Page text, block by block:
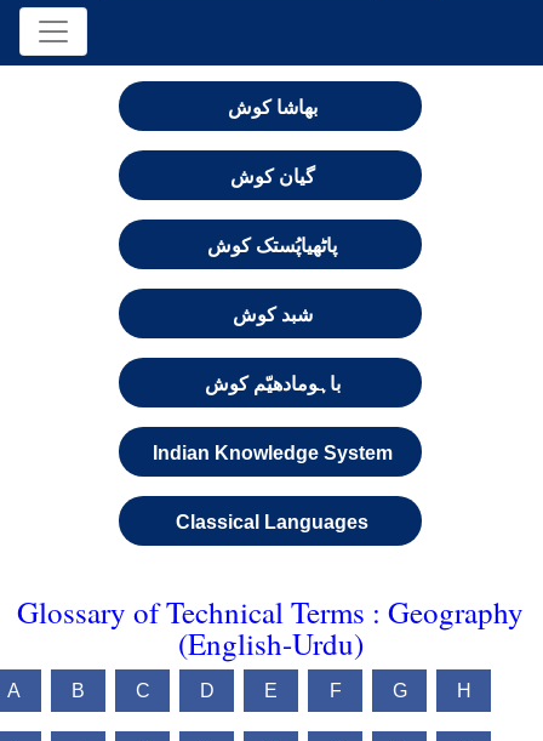
بھاشا کوش
گیان کوش
پاٹھیاپُستک کوش
شبد کوش
باہومادھیّم کوش
Indian Knowledge System
Classical Languages
Glossary of Technical Terms : Geography
(English-Urdu)
A B C D E F G H